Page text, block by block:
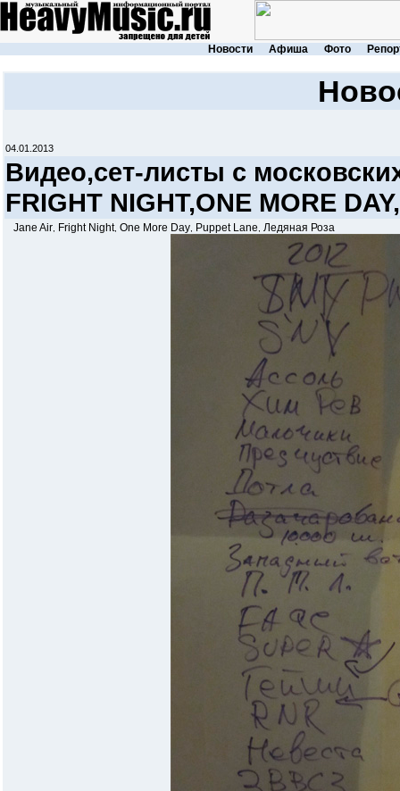
Новости Афиша Фото
04.01.2013
Видео,сет-листы c
FRIGHT NIGHT,ONE MORE
Jane Air Fright Night, One More Day Puppet Lane Ледяная Роза